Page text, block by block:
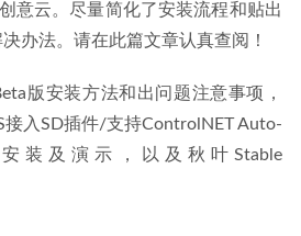
意云。尽量简化了安装流程和贴出
办法。请在此篇文章认真查阅！
版安装方法和出问题注意事项，
接入SD插件/支持ControlNET Auto-
安装及演示，以及秋叶Stable